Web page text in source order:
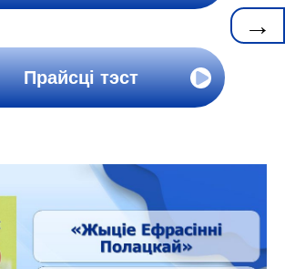
→
Прайсці тэст